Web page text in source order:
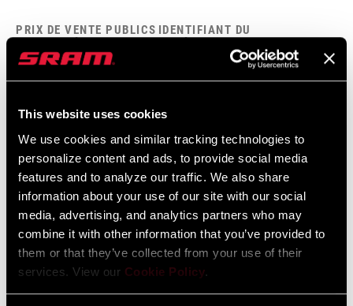
This website uses cookies
We use cookies and similar tracking technologies to
personalize content and ads, to provide social media
features and to analyze our traffic. We also share
information about your use of our site with our social
media, advertising, and analytics partners who may
combine it with other information that you’ve provided to
them or that they’ve collected from your use of their
services. View our Cookie Policy.
TROUVER UN MAGASIN
soit le vélo. La manette S200 est équipée d’un levier de vitesses
composite texturé pour une sensation de pouce de qualité
supérieure et d’une compatibilité MMX pour une configuration de
PRIX DE VENTE PUBLICS
$40
IDENTIFIANT DU
CARACTÉRISTIQUES
Une ergonomie moderne de changement de vitesse apportée à
Eagle Drivetrain